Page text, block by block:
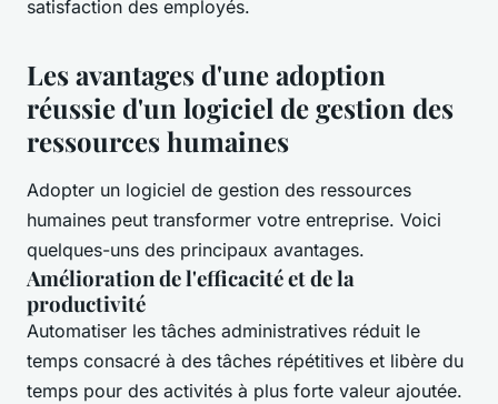
satisfaction des employés.
Les avantages d'une adoption
réussie d'un logiciel de gestion des
ressources humaines
Adopter un logiciel de gestion des ressources
humaines peut transformer votre entreprise. Voici
quelques-uns des principaux avantages.
Amélioration de l'efficacité et de la
productivité
Automatiser les tâches administratives réduit le
temps consacré à des tâches répétitives et libère du
temps pour des activités à plus forte valeur ajoutée.